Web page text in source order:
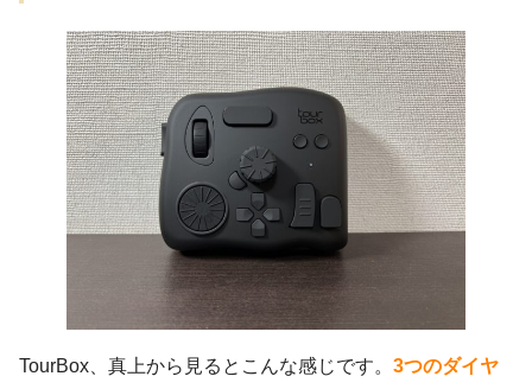
TourBox、真上から見るとこんな感じです。 3つのダイヤ